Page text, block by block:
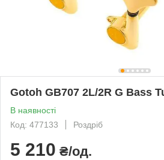
Gotoh GB707 2L/2R G Bass
В наявності
Код: 477133
Роздріб
5 210 ₴/од.